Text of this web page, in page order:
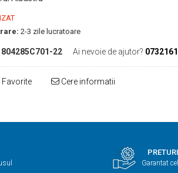
2-3 zile lucratoare
804285C701-22 Ai nevoie de ajutor?
Favorite Cere informatii
Garantat